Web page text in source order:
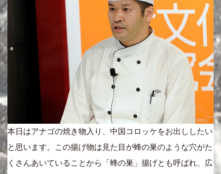
本日はアナゴの焼き物入り、中国コロッケをお出ししたい
と思います。この揚げ物は見た目が蜂の巣のような穴がた
くさんあいていることから「蜂の巣」揚げとも呼ばれ、広